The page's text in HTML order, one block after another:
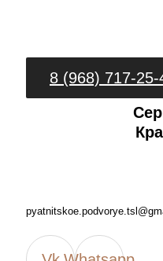
8 (968) 717-25-